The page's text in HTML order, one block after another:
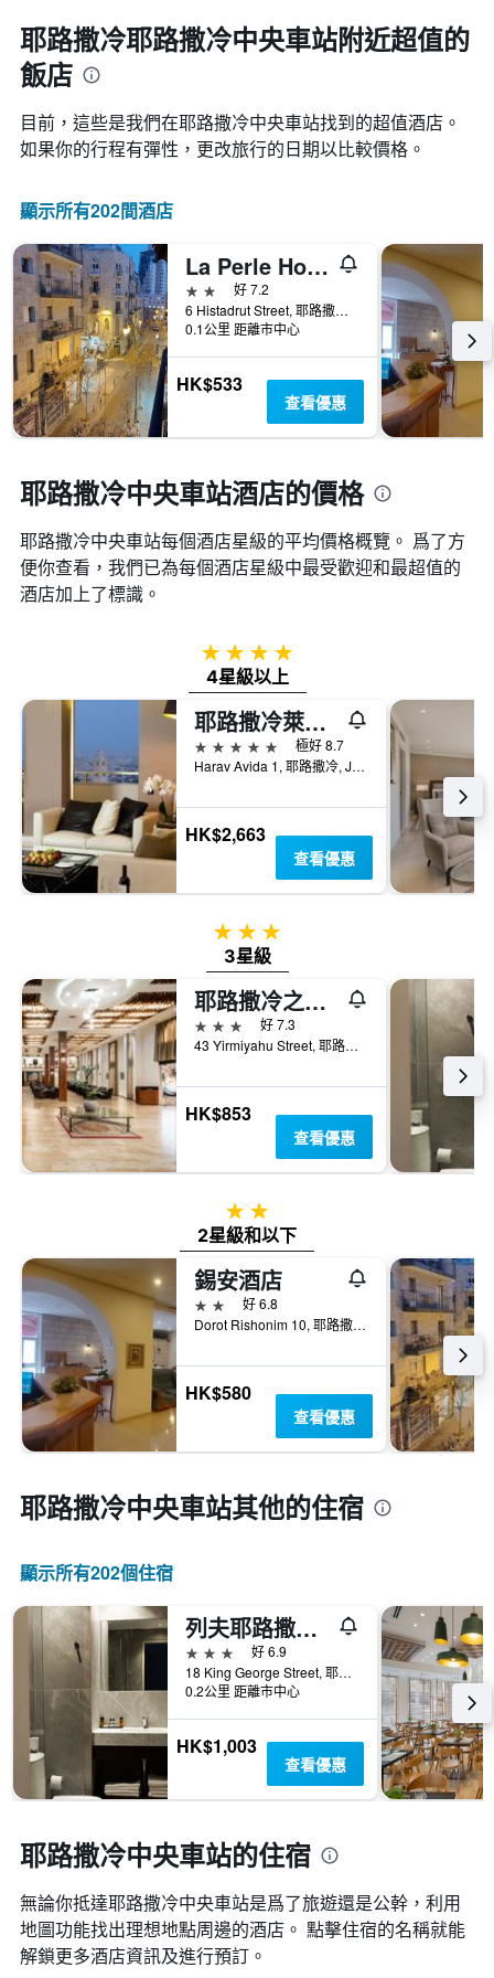
耶路撒冷耶路撒冷中央車站附近超值的
飯店
目前，這些是我們在耶路撒冷中央車站找到的超值酒店。
如果你的行程有彈性，更改旅行的日期以比較價格。
顯示所有202間酒店
La Perle Hotel
2星級
好 7.2
6 Histadrut Street, 耶路撒冷, Jerusalem District, 以色列
0.1公里 距離市中心
HK$533
查看優惠
耶路撒冷中央車站酒店的價格
耶路撒冷中央車站​每個酒店星級的平均價格概覽。 爲了方
便你查看，我們已為每個酒店星級中最受歡迎和最超值的
酒店加上了標識。
4星級
4星級以上
耶路撒冷萊昂納多廣場酒店
5星級
極好 8.7
Harav Avida 1, 耶路撒冷, Jerusalem District, 以色列
HK$2,663
查看優惠
3星級
3星級
耶路撒冷之門酒店
3星級
好 7.3
43 Yirmiyahu Street, 耶路撒冷, Jerusalem District, 以色列
HK$853
查看優惠
2星級
2星級和以下
錫安酒店
2星級
好 6.8
Dorot Rishonim 10, 耶路撒冷, Jerusalem District, 以色列
HK$580
查看優惠
耶路撒冷中央車站​其他的住宿
顯示所有202​個住宿
列夫耶路撒冷酒店
3星級
好 6.9
18 King George Street, 耶路撒冷, Jerusalem District, 以色列
0.2公里 距離市中心
HK$1,003
查看優惠
耶路撒冷中央車站的住宿
無論你抵達耶路撒冷中央車站​是爲了旅遊還是公幹，利用
地圖功能找出理想地點周邊的酒店。 點擊住宿的名稱就能
解鎖更多酒店資訊及進行預訂。